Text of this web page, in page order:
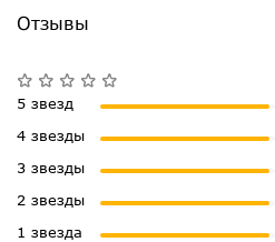
Отзывы
5 звезд
4 звезды
3 звезды
2 звезды
1 звезда